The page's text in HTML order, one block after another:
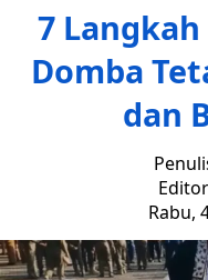
7
Domba
dan
Rabu,